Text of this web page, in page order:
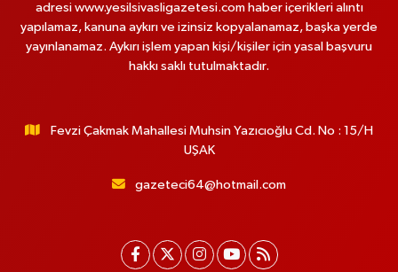
adresi www.yesilsivasligazetesi.com haber içerikleri alıntı
yapılamaz, kanuna aykırı ve izinsiz kopyalanamaz, başka yerde
yayınlanamaz. Aykırı işlem yapan kişi/kişiler için yasal başvuru
hakkı saklı tutulmaktadır.
Fevzi Çakmak Mahallesi Muhsin Yazıcıoğlu Cd. No : 15/H
UŞAK
gazeteci64@hotmail.com